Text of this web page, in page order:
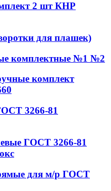
2 шт КНР
для плашек)
комплектные №1 №2
комплект
3266-81
ГОСТ 3266-81
для м/р ГОСТ